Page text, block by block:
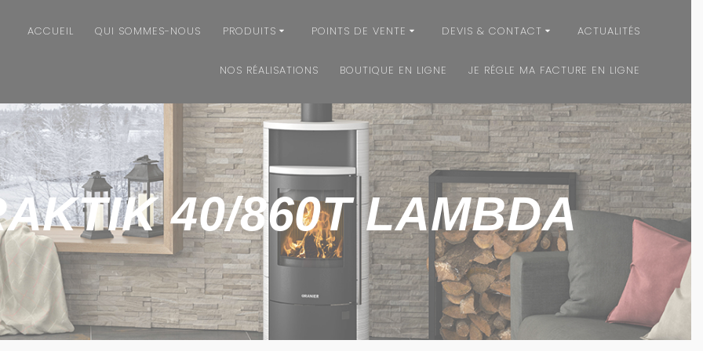
ACCUEIL QUI SOMMES-NOUS PRODUITS POINTS DE VENTE DEVIS & CONTACT ACTUALITÉS
NOS RÉALISATIONS BOUTIQUE EN LIGNE JE RÉGLE MA FACTURE EN LIGNE
40/860T LAMBDA